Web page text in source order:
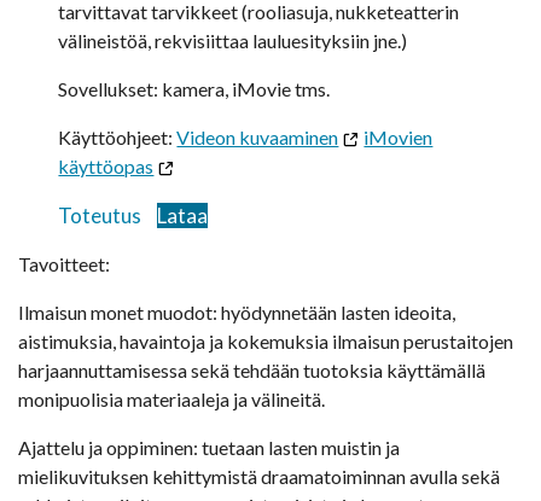
tarvittavat tarvikkeet (rooliasuja, nukketeatterin
välineistöä, rekvisiittaa lauluesityksiin jne.)
Sovellukset: kamera, iMovie tms.
Käyttöohjeet:Videon kuvaaminen
iMovien
käyttöopas
Toteutus Lataa
Tavoitteet:
Ilmaisun monet muodot: hyödynnetään lasten ideoita,
aistimuksia, havaintoja ja kokemuksia ilmaisun perustaitojen
harjaannuttamisessa sekä tehdään tuotoksia käyttämällä
monipuolisia materiaaleja ja välineitä.
Ajattelu ja oppiminen: tuetaan lasten muistin ja
mielikuvituksen kehittymistä draamatoiminnan avulla sekä